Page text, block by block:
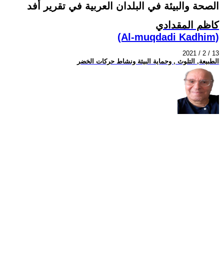
الصحة والبيئة في البلدان العربية في تقرير أفد
كاظم المقدادي
(Al-muqdadi Kadhim)
2021 / 2 / 13
الطبيعة, التلوث , وحماية البيئة ونشاط حركات الخضر